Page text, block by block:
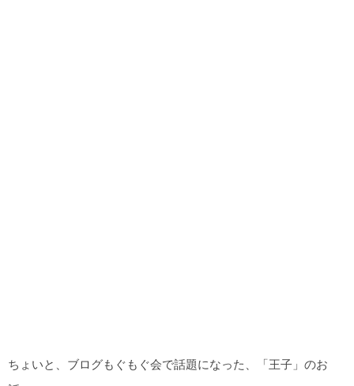
ちょいと、ブログもぐもぐ会で話題になった、「王子」のお